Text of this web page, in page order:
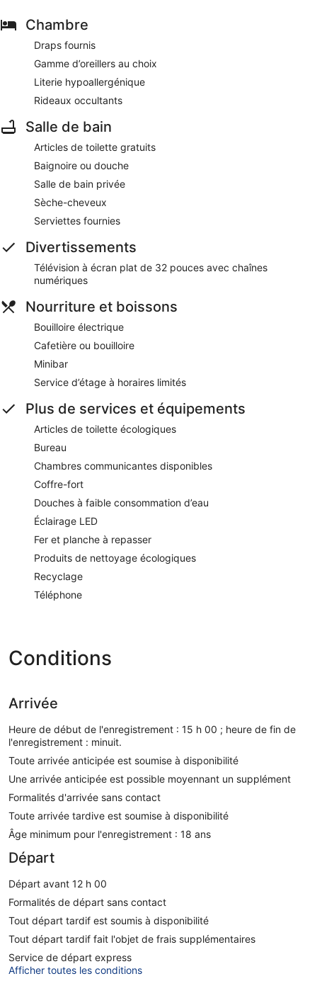
Chambre
Draps fournis
Gamme d’oreillers au choix
Literie hypoallergénique
Rideaux occultants
Salle de bain
Articles de toilette gratuits
Baignoire ou douche
Salle de bain privée
Sèche-cheveux
Serviettes fournies
Divertissements
Télévision à écran plat de 32 pouces avec chaînes
numériques
Nourriture et boissons
Bouilloire électrique
Cafetière ou bouilloire
Minibar
Service d’étage à horaires limités
Plus de services et équipements
Articles de toilette écologiques
Bureau
Chambres communicantes disponibles
Coffre-fort
Douches à faible consommation d’eau
Éclairage LED
Fer et planche à repasser
Produits de nettoyage écologiques
Recyclage
Téléphone
Conditions
Arrivée
Heure de début de l'enregistrement : 15 h 00 ; heure de fin de
l'enregistrement : minuit.
Toute arrivée anticipée est soumise à disponibilité
Une arrivée anticipée est possible moyennant un supplément
Formalités d'arrivée sans contact
Toute arrivée tardive est soumise à disponibilité
Âge minimum pour l'enregistrement : 18 ans
Départ
Départ avant 12 h 00
Formalités de départ sans contact
Tout départ tardif est soumis à disponibilité
Tout départ tardif fait l'objet de frais supplémentaires
Service de départ express
Afficher toutes les conditions